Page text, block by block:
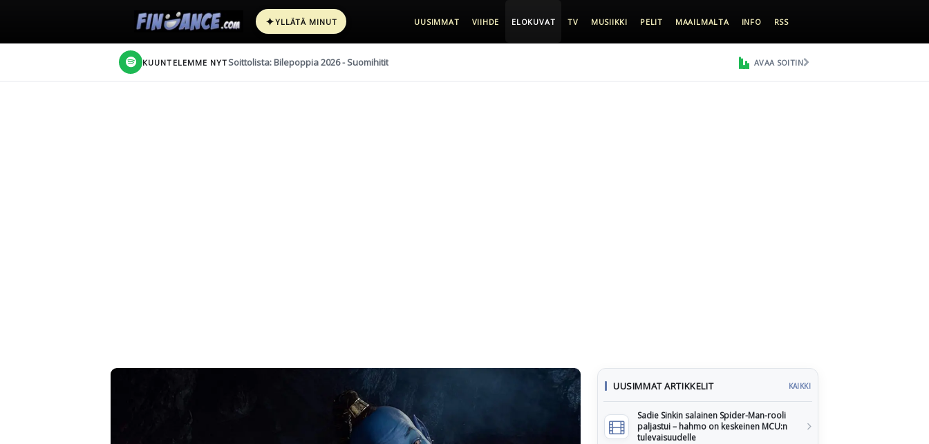
✦YLLÄTÄ MINUT UUSIMMAT VIIHDE ELOKUVAT TV MUSIIKKI PELIT MAAILMALTA INFO RSS
KUUNTELEMME NYT Soittolista: Bilepoppia 2026 - Suomihitit AVAA SOITIN
UUSIMMAT ARTIKKELIT KAIKKI
Sadie Sinkin salainen Spider-Man-rooli
paljastui – hahmo on keskeinen MCU:n
tulevaisuudelle